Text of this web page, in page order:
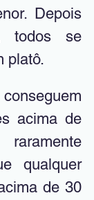
Depois
todos se
platô.
acima de
qualquer
de 30